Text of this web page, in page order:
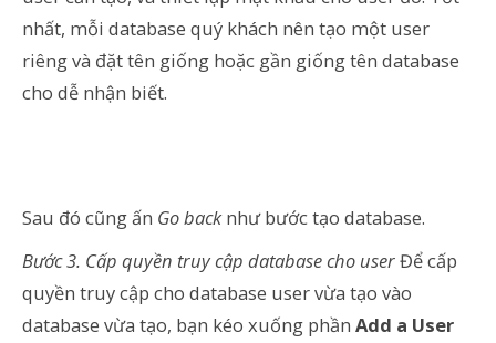
nhất, mỗi database quý khách nên tạo một user
riêng và đặt tên giống hoặc gần giống tên database
cho dễ nhận biết.
Sau đó cũng ấn Go backnhư bước tạo database.
Bước 3. Cấp quyền truy cập database cho userĐể cấp
quyền truy cập cho database user vừa tạo vào
database vừa tạo, bạn kéo xuống phần Add a User